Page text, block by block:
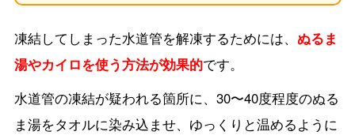
凍結してしまった水道管を解凍するためには、 ぬるま
湯やカイロを使う方法が効果的です。
水道管の凍結が疑われる箇所に、30〜40度程度のぬる
ま湯をタオルに染み込ませ、ゆっくりと温めるように